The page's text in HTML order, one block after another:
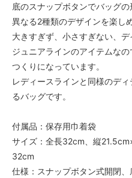
底のスナップボタンでバッグ
異なる2種類のデザインを楽し
大きすぎず、小さすぎない、デ
ジュニアラインのアイテムな
つくりになっています。
レディースラインと同様のデ
るバッグです。
付属品：保存用巾着袋
サイズ：全長32cm、縦
32cm
仕様：スナップボタン式開閉